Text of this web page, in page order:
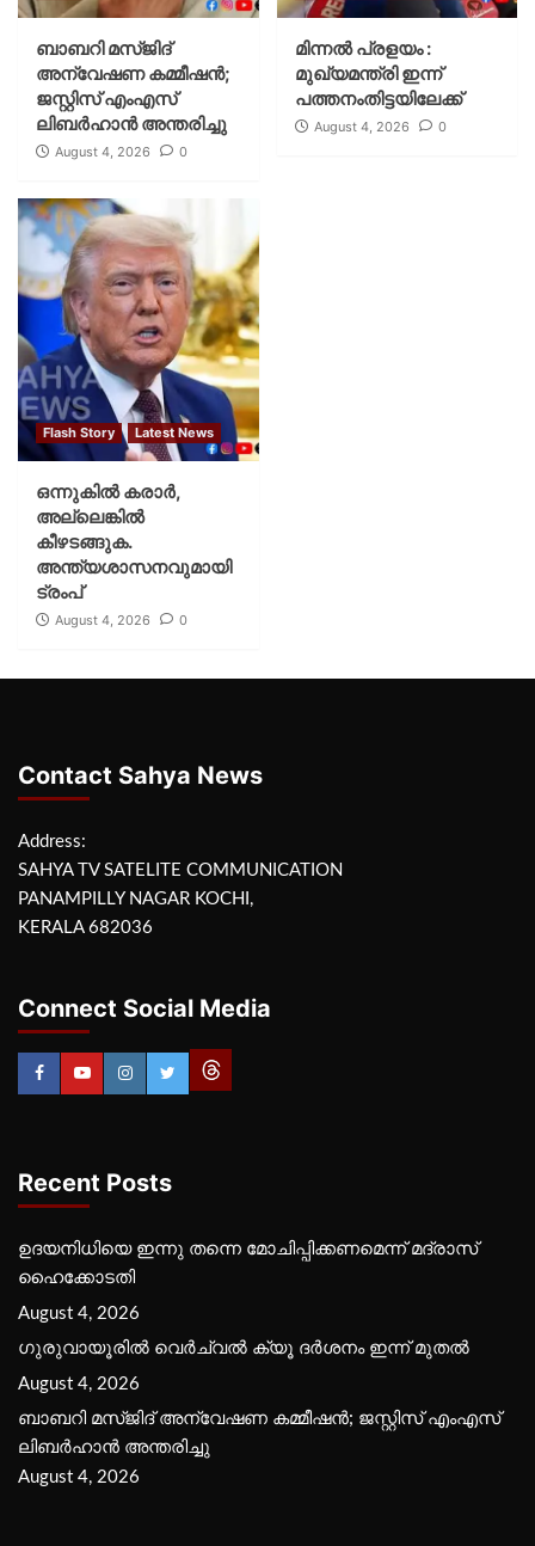
ബാബറി മസ്ജിദ്
അന്വേഷണ കമ്മീഷന്‍;
ജസ്റ്റിസ് എംഎസ്
ലിബര്‍ഹാന്‍ അന്തരിച്ചു
August 4, 2026 0
മിന്നല്‍ പ്രളയം :
മുഖ്യമന്ത്രി ഇന്ന്
പത്തനംതിട്ടയിലേക്ക്
August 4, 2026 0
Flash Story Latest News
ഒന്നുകില്‍ കരാര്‍,
അല്ലെങ്കില്‍
കീഴടങ്ങുക.
അന്ത്യശാസനവുമായി
ട്രംപ്
August 4, 2026 0
Contact Sahya News
Address:
SAHYA TV SATELITE COMMUNICATION
PANAMPILLY NAGAR KOCHI,
KERALA 682036
Connect Social Media
Recent Posts
ഉദയനിധിയെ ഇന്നു തന്നെ മോചിപ്പിക്കണമെന്ന് മദ്രാസ്
ഹൈക്കോടതി
August 4, 2026
ഗുരുവായൂരില്‍ വെര്‍ച്വല്‍ ക്യൂ ദര്‍ശനം ഇന്ന് മുതല്‍
August 4, 2026
ബാബറി മസ്ജിദ് അന്വേഷണ കമ്മീഷന്‍; ജസ്റ്റിസ് എംഎസ്
ലിബര്‍ഹാന്‍ അന്തരിച്ചു
August 4, 2026